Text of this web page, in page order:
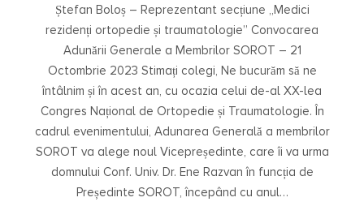
Ștefan Boloș – Reprezentant secțiune „Medici
rezidenți ortopedie și traumatologie” Convocarea
Adunării Generale a Membrilor SOROT – 21
Octombrie 2023 Stimați colegi, Ne bucurăm să ne
întâlnim și în acest an, cu ocazia celui de-al XX-lea
Congres Național de Ortopedie și Traumatologie. În
cadrul evenimentului, Adunarea Generală a membrilor
SOROT va alege noul Vicepreședinte, care îi va urma
domnului Conf. Univ. Dr. Ene Razvan în funcția de
Președinte SOROT, începând cu anul…